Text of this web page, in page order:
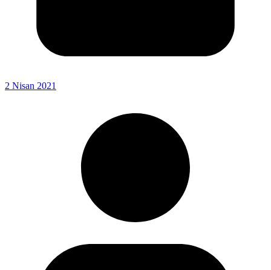
2 Nisan 2021